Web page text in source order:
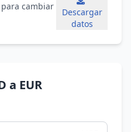
cambiar
Descargar
datos
a EUR